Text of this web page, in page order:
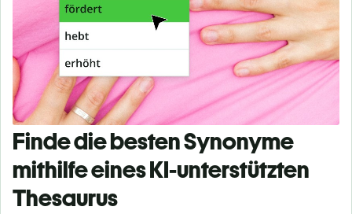
Finde die besten Synonyme
mithilfe eines KI-unterstützten
Thesaurus